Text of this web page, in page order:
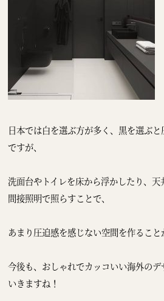
日本では白を選ぶ方が多く、黒を選ぶ
ですが、
洗面台やトイレを床から浮かしたり、天
間接照明で照らすことで、
あまり圧迫感を感じない空間を作ること
今後も、おしゃれでカッコいい海外の
いきますね！